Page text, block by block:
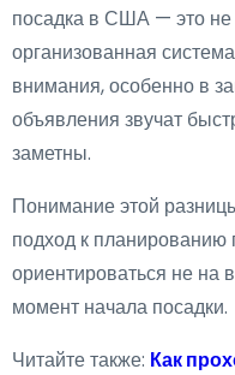
посадка в США — это не
организованная
внимания, особенно в
объявления звучат
заметны.
Понимание этой
подход к планированию
ориентироваться не на
момент начала посадки.
Читайте также: Как